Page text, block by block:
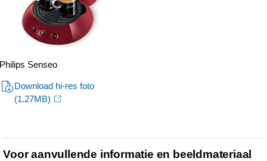
Philips Senseo
Download hi-res foto
(1.27MB)
Voor aanvullende informatie en beeldmateriaal